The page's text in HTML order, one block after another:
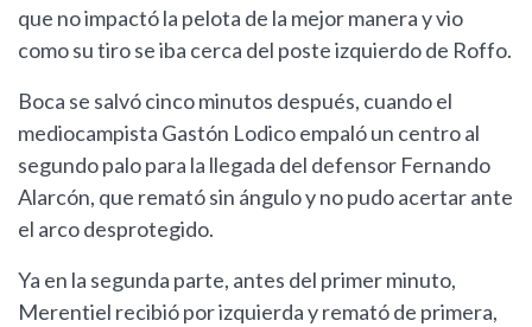
que no impactó la pelota de la mejor manera y vio
como su tiro se iba cerca del poste izquierdo de Roffo.
Boca se salvó cinco minutos después, cuando el
mediocampista Gastón Lodico empaló un centro al
segundo palo para la llegada del defensor Fernando
Alarcón, que remató sin ángulo y no pudo acertar ante
el arco desprotegido.
Ya en la segunda parte, antes del primer minuto,
Merentiel recibió por izquierda y remató de primera,